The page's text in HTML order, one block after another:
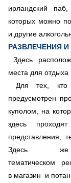
ирландский
которых можно
и другие
РАЗВЛЕЧЕНИЯ И
Здесь
места для
Для тех, кто
предусмотрен
куполом, на
здесь
представления,
Здесь
тематическом
в магазин и